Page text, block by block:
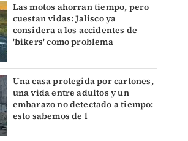
Las motos ahorran tiempo, pero
cuestan vidas: Jalisco ya
considera a los accidentes de
'bikers' como problema
Una casa protegida por cartones,
una vida entre adultos y un
embarazo no detectado a tiempo:
esto sabemos de l